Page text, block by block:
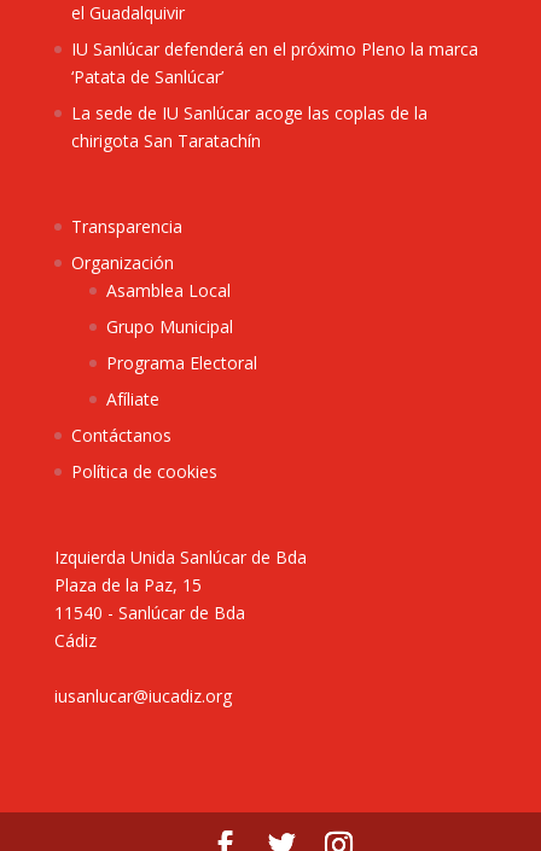
el Guadalquivir
IU Sanlúcar defenderá en el próximo Pleno la marca
‘Patata de Sanlúcar’
La sede de IU Sanlúcar acoge las coplas de la
chirigota San Taratachín
Transparencia
Organización
Asamblea Local
Grupo Municipal
Programa Electoral
Afíliate
Contáctanos
Política de cookies
Izquierda Unida Sanlúcar de Bda
Plaza de la Paz, 15
11540 - Sanlúcar de Bda
Cádiz
iusanlucar@iucadiz.org